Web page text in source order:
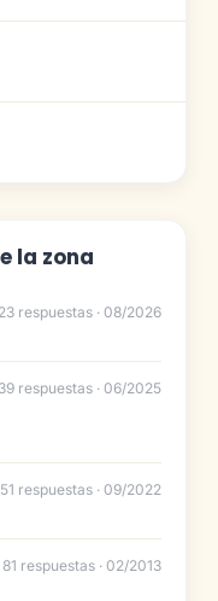
la zona
23 respuestas · 08/2026
39 respuestas · 06/2025
51 respuestas · 09/2022
81 respuestas · 02/2013